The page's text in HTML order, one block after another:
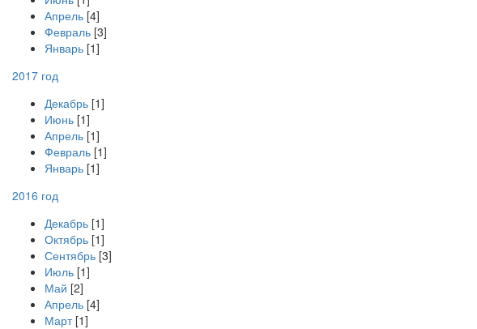
Апрель [4]
Февраль [3]
Январь [1]
2017 год
Декабрь [1]
Июнь [1]
Апрель [1]
Февраль [1]
Январь [1]
2016 год
Декабрь [1]
Октябрь [1]
Сентябрь [3]
Июль [1]
Май [2]
Апрель [4]
Март[1]